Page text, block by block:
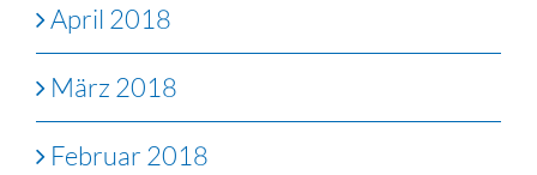
April 2018
März 2018
Februar 2018